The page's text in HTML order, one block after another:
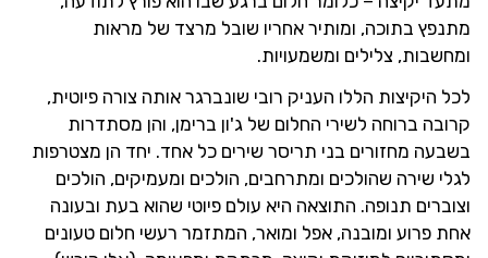
מתנפץ בתוכה, ומותיר אחריו שובל מרצד של מראות
ומחשבות, צלילים ומשמעויות.
לכל היקיצות הללו העניק רובי שונברגר אותה צורה פיוטית,
קרובה ברוחה לשירי החלום של ג'ון ברימן, והן מסתדרות
בשבעה מחזורים בני תריסר שירים כל אחד. יחד הן מצטרפות
לגלי שירה שהולכים ומתרחבים, הולכים ומעמיקים, הולכים
וצוברים תנופה. התוצאה היא עולם פיוטי שהוא בעת ובעונה
אחת פרוע ומובנה, אפל ומואר, המתזמר רעשי חלום טעונים